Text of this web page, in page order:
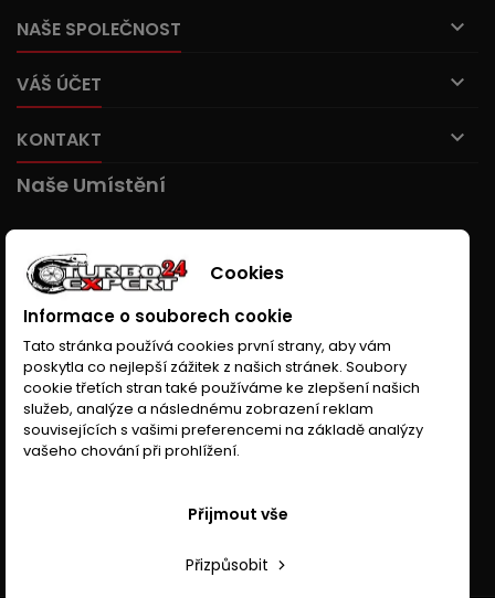
NAŠE SPOLEČNOST 
VÁŠ ÚČET 
KONTAKT 
Naše Umístění
Cookies
Informace o souborech cookie
Tato stránka používá cookies první strany, aby vám
poskytla co nejlepší zážitek z našich stránek. Soubory
cookie třetích stran také používáme ke zlepšení našich
služeb, analýze a následnému zobrazení reklam
souvisejících s vašimi preferencemi na základě analýzy
vašeho chování při prohlížení.
Přizpůsobit
Přijmout vše